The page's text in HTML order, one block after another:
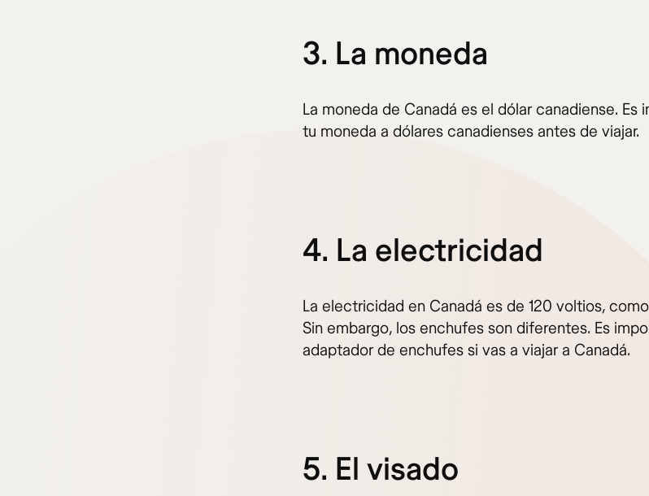
3. La moneda
La moneda de Canadá es el dólar canadiense. Es
tu moneda a dólares canadienses antes de viajar.
4. La electricidad
La electricidad en Canadá es de 120 voltios,
Sin embargo, los enchufes son diferentes. Es
adaptador de enchufes si vas a viajar a Canadá.
5. El visado